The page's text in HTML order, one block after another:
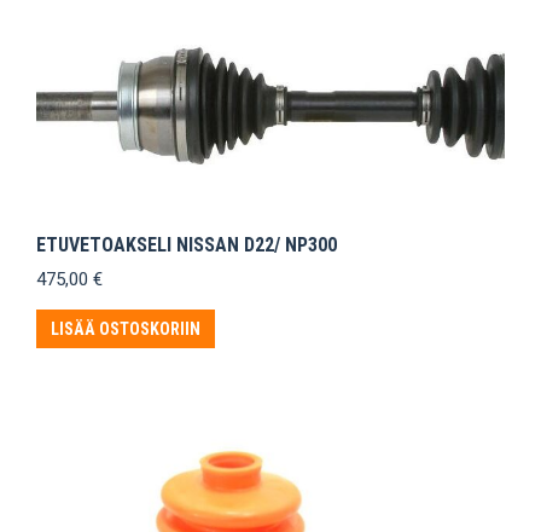
ETUVETOAKSELI NISSAN D22/ NP300
475,00 €
LISÄÄ OSTOSKORIIN